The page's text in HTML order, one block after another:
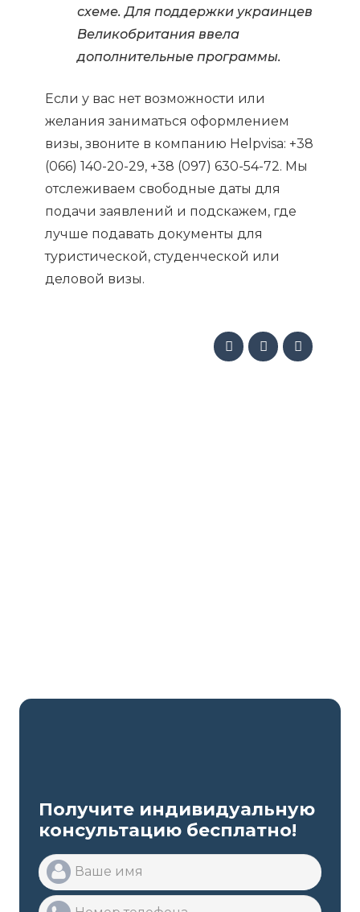
схеме. Для поддержки украинцев
Великобритания ввела
дополнительные программы.
Если у вас нет возможности или
желания заниматься оформлением
визы, звоните в компанию Helpvisa: +38
(066) 140-20-29, +38 (097) 630-54-72. Мы
отслеживаем свободные даты для
подачи заявлений и подскажем, где
лучше подавать документы для
туристической, студенческой или
деловой визы.
Получите индивидуальную
консультацию бесплатно!